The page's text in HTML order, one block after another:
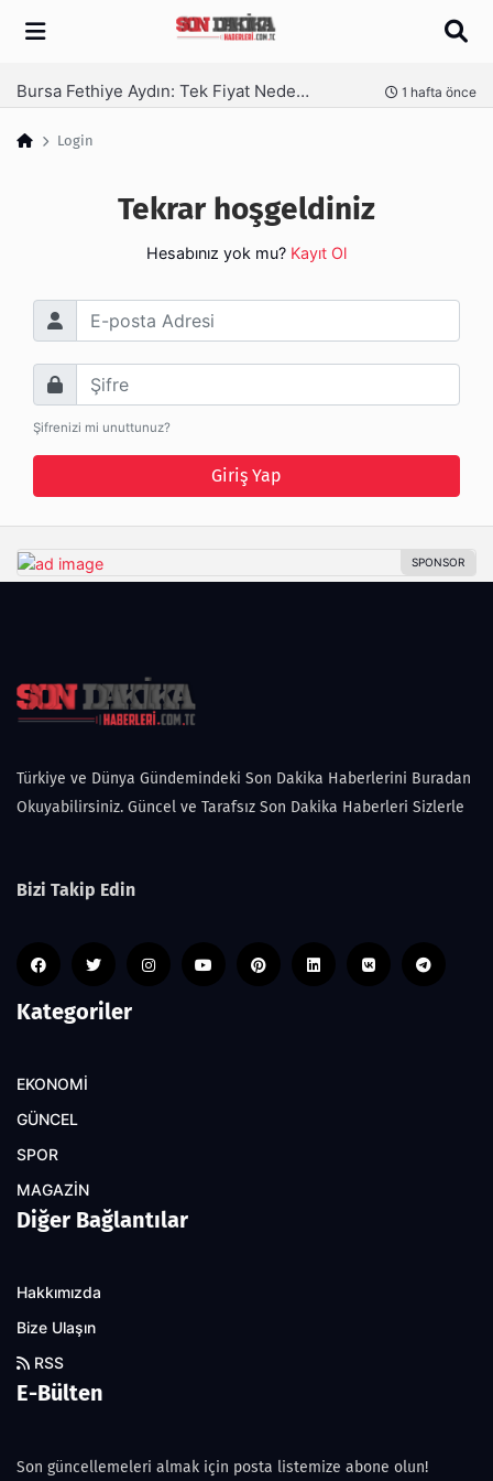
Arama
Bursa Fethiye Aydın: Tek Fiyat Neden Yetmez | Ufuksoy Nakliyat A.Ş 1 hafta önce
Login
Tekrar hoşgeldiniz
Hesabınız yok mu? Kayıt Ol
E-posta Adresi
Şifre
Şifrenizi mi unuttunuz?
Giriş Yap
Türkiye ve Dünya Gündemindeki Son Dakika Haberlerini Buradan
Okuyabilirsiniz. Güncel ve Tarafsız Son Dakika Haberleri Sizlerle
Bizi Takip Edin
Kategoriler
EKONOMİ
GÜNCEL
SPOR
MAGAZİN
Diğer Bağlantılar
Hakkımızda
Bize Ulaşın
RSS
E-Bülten
Son güncellemeleri almak için posta listemize abone olun!